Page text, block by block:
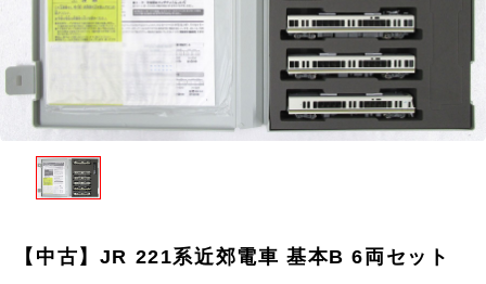
【中古】JR 221系近郊電車 基本B 6両セット